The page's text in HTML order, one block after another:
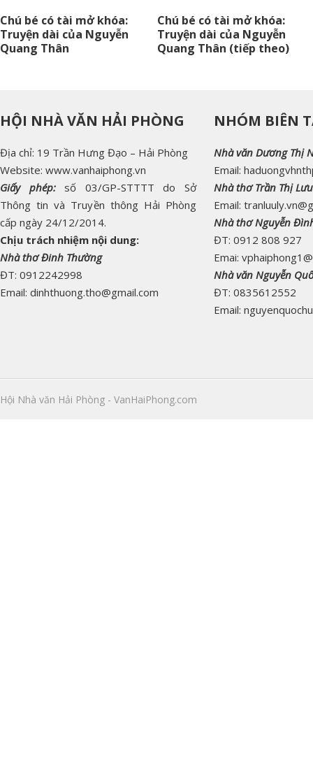
Chú bé có tài mở khóa:
Truyện dài của Nguyễn
Quang Thân
Chú bé có tài mở khóa:
Truyện dài của Nguyễn
Quang Thân (tiếp theo)
HỘI NHÀ VĂN HẢI PHÒNG
Địa chỉ: 19 Trần Hưng Đạo – Hải Phòng
Website: www.vanhaiphong.vn
Giấy phép:
số 03/GP-STTTT do Sở
Thông tin và Truyền thông Hải Phòng
cấp ngày 24/12/2014.
Chịu trách nhiệm nội dung:
Nhà thơ Đinh Thường
ĐT: 0912242998
Email: dinhthuong.tho@gmail.com
NHÓM BIÊN
Nhà văn Dương Thị
Email:
Nhà thơ Trần Thị
Email:
Nhà thơ Nguyễn
ĐT: 0912 808 927
Emai:
Nhà văn Nguyễn
ĐT: 0835612552
Email:
Hội Nhà văn Hải Phòng - VanHaiPhong.com